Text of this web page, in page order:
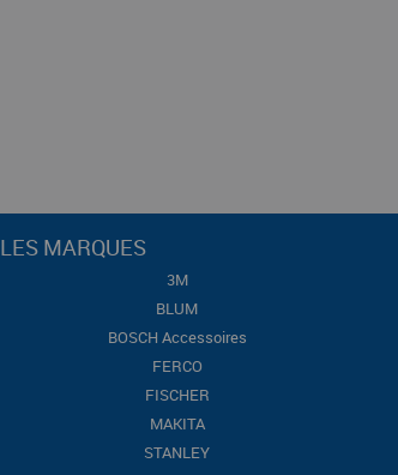
LES MARQUES
3M
BLUM
BOSCH Accessoires
FERCO
FISCHER
MAKITA
STANLEY